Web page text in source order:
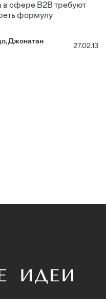
в сфере В2В требуют
формулу
Джонатан
27.02.13